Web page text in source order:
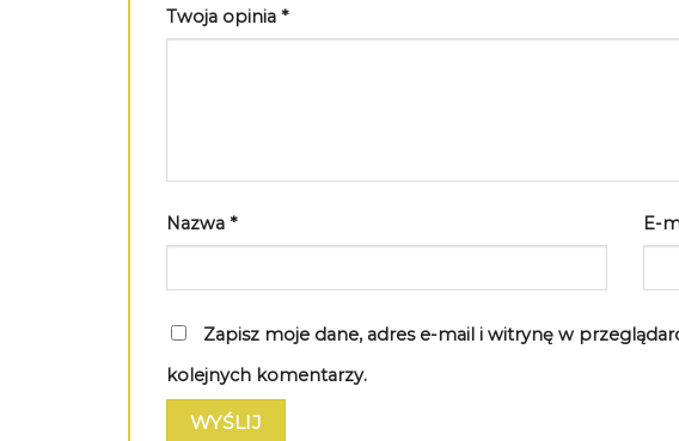
Twoja opinia *
Nazwa * E-
Zapisz moje dane, adres e-mail i witrynę w
kolejnych komentarzy.